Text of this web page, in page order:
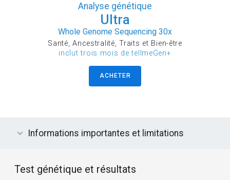
Analyse génétique
Ultra
Whole Genome Sequencing 30x
Santé, Ancestralité, Traits et Bien-être
inclut trois mois de tellmeGen+
ACHETER
Informations importantes et limitations
Test génétique et résultats